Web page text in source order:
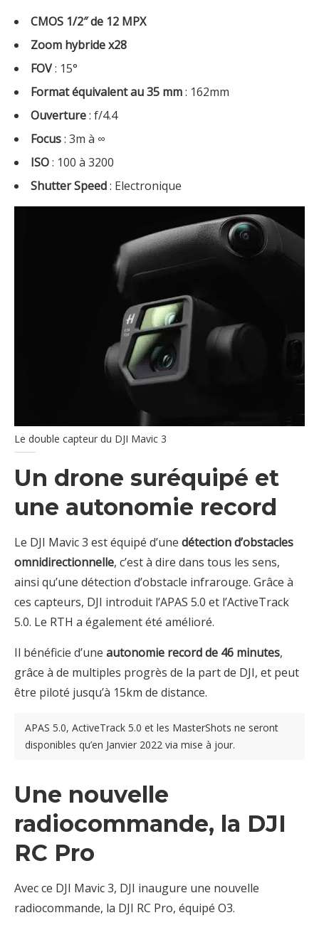
CMOS 1/2″ de 12 MPX
Zoom hybride x28
FOV: 15°
Format équivalent au 35 mm: 162mm
Ouverture: f/4.4
Focus: 3m à ∞
ISO: 100 à 3200
Shutter Speed: Electronique
Le double capteur du DJI Mavic 3
Un drone suréquipé et
une autonomie record
Le DJI Mavic 3 est équipé d’une détection d’obstacles
omnidirectionnelle, c’est à dire dans tous les sens,
ainsi qu’une détection d’obstacle infrarouge. Grâce à
ces capteurs, DJI introduit l’APAS 5.0 et l’ActiveTrack
5.0. Le RTH a également été amélioré.
Il bénéficie d’une autonomie record de 46 minutes,
grâce à de multiples progrès de la part de DJI, et peut
être piloté jusqu’à 15km de distance.
APAS 5.0, ActiveTrack 5.0 et les MasterShots ne seront
disponibles qu’en Janvier 2022 via mise à jour.
Une nouvelle
radiocommande, la DJI
RC Pro
Avec ce DJI Mavic 3, DJI inaugure une nouvelle
radiocommande, la DJI RC Pro, équipé O3.